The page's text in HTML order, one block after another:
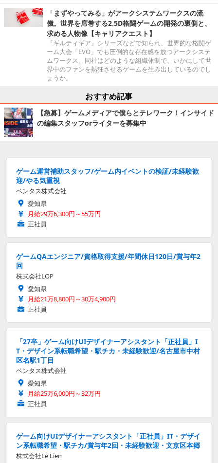
「まずやってみる」がアークシステムワークスの流
儀。世界を席巻する2.5D格闘ゲームの開発の裏側と、
求める人物像【キャリアクエスト】
『ギルティギア』シリーズなどで知られ、世界的な格闘ゲ
ーム大会「EVO」でも圧倒的な存在感を放つアークシステ
ムワークス。同社はどのような組織体制で、いかにして世
界中のファンを熱狂させるゲームを生み出しているのでし
ょうか。
おすすめ記事
【急募】ゲームメディアで僕らとテレワーク！インサイド
の編集スタッフorライターを募集中
ゲーム運営補助スタッフ/ゲーム内イベントの検証/未経験歓
迎/やる気重視
ベンタス株式会社
愛知県
月給29万6,300円～55万円
正社員
ゲームQAエンジニア/資格取得支援/年間休日120日/賞与年2
回
株式会社LOP
愛知県
月給21万8,800円～30万4,900円
正社員
「27卒」ゲーム向けUIデザイナーアシスタント「正社員」I
T・デザイン系転職希望・駅チカ・未経験歓迎/名古屋市中村
区名駅1丁目
ベンタス株式会社
愛知県
月給25万6,000円～32万円
正社員
ゲーム向けUIデザイナーアシスタント「正社員」IT・デザイ
ン系転職希望・駅チカ/賞与年2回・未経験歓迎・文京区本郷
株式会社Le Lien